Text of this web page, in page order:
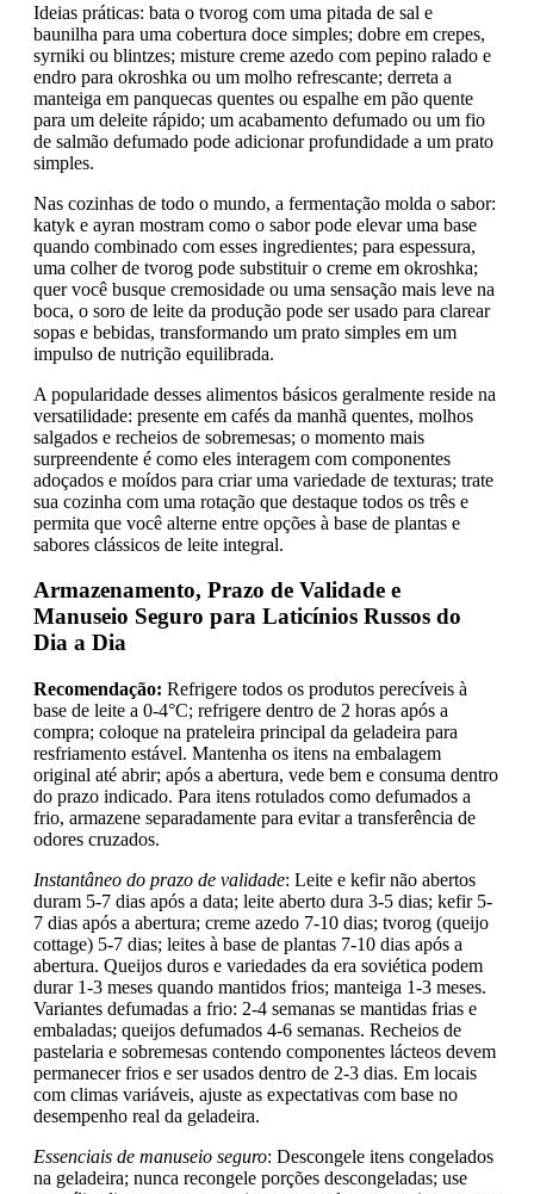
Ideias práticas: bata o tvorog com uma pitada de sal e
baunilha para uma cobertura doce simples; dobre em crepes,
syrniki ou blintzes; misture creme azedo com pepino ralado e
endro para okroshka ou um molho refrescante; derreta a
manteiga em panquecas quentes ou espalhe em pão quente
para um deleite rápido; um acabamento defumado ou um fio
de salmão defumado pode adicionar profundidade a um prato
simples.
Nas cozinhas de todo o mundo, a fermentação molda o sabor:
katyk e ayran mostram como o sabor pode elevar uma base
quando combinado com esses ingredientes; para espessura,
uma colher de tvorog pode substituir o creme em okroshka;
quer você busque cremosidade ou uma sensação mais leve na
boca, o soro de leite da produção pode ser usado para clarear
sopas e bebidas, transformando um prato simples em um
impulso de nutrição equilibrada.
A popularidade desses alimentos básicos geralmente reside na
versatilidade: presente em cafés da manhã quentes, molhos
salgados e recheios de sobremesas; o momento mais
surpreendente é como eles interagem com componentes
adoçados e moídos para criar uma variedade de texturas; trate
sua cozinha com uma rotação que destaque todos os três e
permita que você alterne entre opções à base de plantas e
sabores clássicos de leite integral.
Armazenamento, Prazo de Validade e
Manuseio Seguro para Laticínios Russos do
Dia a Dia
Recomendação: Refrigere todos os produtos perecíveis à
base de leite a 0-4°C; refrigere dentro de 2 horas após a
compra; coloque na prateleira principal da geladeira para
resfriamento estável. Mantenha os itens na embalagem
original até abrir; após a abertura, vede bem e consuma dentro
do prazo indicado. Para itens rotulados como defumados a
frio, armazene separadamente para evitar a transferência de
odores cruzados.
Instantâneo do prazo de validade: Leite e kefir não abertos
duram 5-7 dias após a data; leite aberto dura 3-5 dias; kefir 5-
7 dias após a abertura; creme azedo 7-10 dias; tvorog (queijo
cottage) 5-7 dias; leites à base de plantas 7-10 dias após a
abertura. Queijos duros e variedades da era soviética podem
durar 1-3 meses quando mantidos frios; manteiga 1-3 meses.
Variantes defumadas a frio: 2-4 semanas se mantidas frias e
embaladas; queijos defumados 4-6 semanas. Recheios de
pastelaria e sobremesas contendo componentes lácteos devem
permanecer frios e ser usados dentro de 2-3 dias. Em locais
com climas variáveis, ajuste as expectativas com base no
desempenho real da geladeira.
Essenciais de manuseio seguro: Descongele itens congelados
na geladeira; nunca recongele porções descongeladas; use